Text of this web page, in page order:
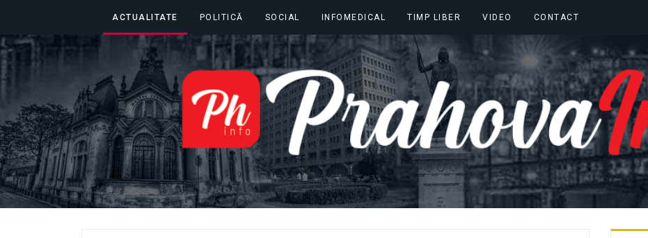
ACTUALITATE POLITICĂ SOCIAL INFOMEDICAL TIMP LIBER VIDEO CONTACT